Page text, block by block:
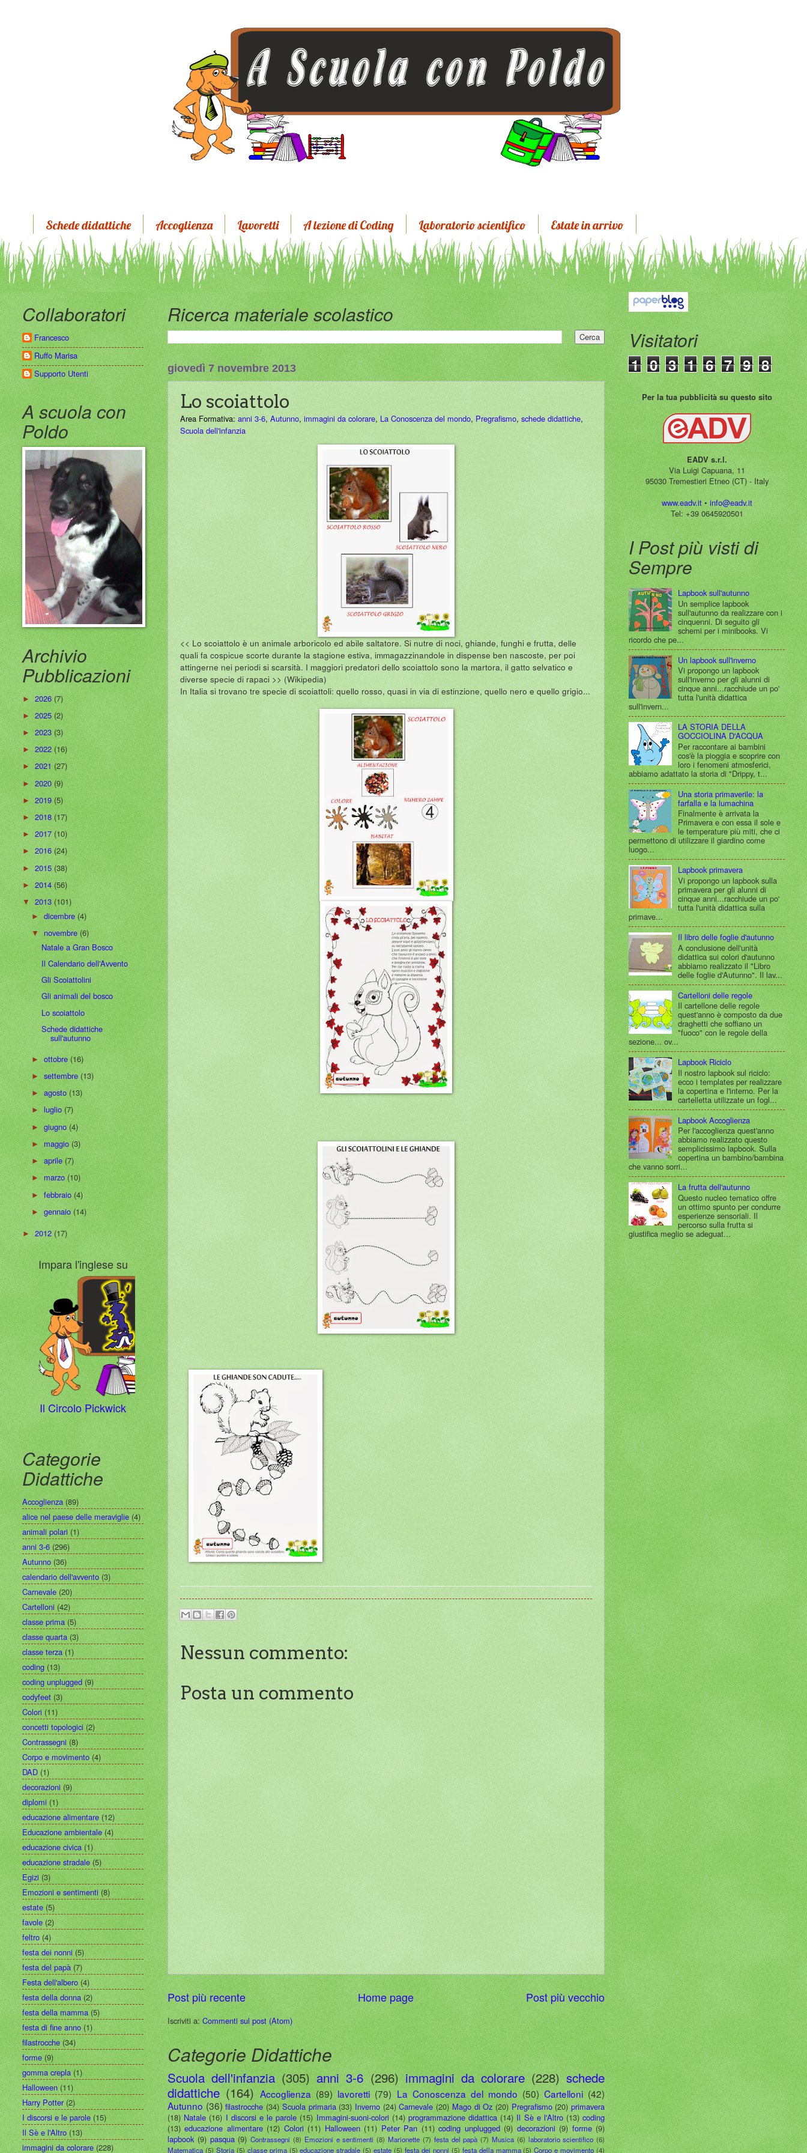
Schede didattiche Accoglienza Lavoretti A lezione di Coding Laboratorio scientifico Estate in arrivo
Ricerca materiale scolastico
giovedì 7 novembre 2013
Lo scoiattolo
Area Formativa: anni 3-6, Autunno, immagini da colorare, La Conoscenza del mondo, Pregrafismo, schede didattiche,
Scuola dell'infanzia
<< Lo scoiattolo è un animale arboricolo ed abile saltatore. Si nutre di noci, ghiande, funghi e frutta, delle
quali fa cospicue scorte durante la stagione estiva, immagazzinandole in dispense ben nascoste, per poi
attingerne nei periodi si scarsità. I maggiori predatori dello scoiattolo sono la martora, il gatto selvatico e
diverse specie di rapaci >> (Wikipedia)
In Italia si trovano tre specie di scoiattoli: quello rosso, quasi in via di estinzione, quello nero e quello grigio...
Nessun commento:
Posta un commento
Post più recente Post più vecchio
Home page
Iscriviti a:Commenti sul post (Atom)
Categorie Didattiche
Scuola dell'infanzia (305) anni 3-6 (296) immagini da colorare (228) schede
didattiche (164) Accoglienza (89) lavoretti (79) La Conoscenza del mondo (50) Cartelloni (42)
Autunno (36) filastrocche (34) Scuola primaria (33) Inverno (24) Carnevale (20) Mago di Oz (20) Pregrafismo (20) primavera
(18) Natale (16) I discorsi e le parole (15) Immagini-suoni-colori (14) programmazione didattica (14) Il Sè e l'Altro (13) coding
(13) educazione alimentare (12) Colori (11) Halloween (11) Peter Pan (11) coding unplugged (9) decorazioni (9) forme (9)
lapbook (9) pasqua (9) Contrassegni (8) Emozioni e sentimenti (8) Marionette (7) festa del papà (7) Musica (6) laboratorio scientifico (6)
Matematica (5) Storia (5) classe prima (5) educazione stradale (5) estate (5) festa dei nonni (5) festa della mamma (5) Corpo e movimento (4)
Collaboratori
Francesco
Ruffo Marisa
Supporto Utenti
A scuola con
Poldo
Archivio
Pubblicazioni
►2026(7)
►2025(2)
►2023(3)
►2022(16)
►2021(27)
►2020(9)
►2019(5)
►2018(17)
► 2017(10)
►2016(24)
►2015(38)
►2014(56)
▼2013(101)
►dicembre(4)
▼novembre(6)
Natale a Gran Bosco
Il Calendario dell'Avvento
Gli Scoiattolini
Gli animali del bosco
Lo scoiattolo
Schede didattiche
sull'autunno
►ottobre(16)
►settembre(13)
►agosto(13)
►luglio(7)
►giugno(4)
►maggio(3)
►aprile(7)
►marzo(10)
►febbraio(4)
►gennaio(14)
► 2012(17)
Impara l'inglese su
Il Circolo Pickwick
Categorie
Didattiche
Accoglienza (89)
alice nel paese delle meraviglie (4)
animali polari (1)
anni 3-6 (296)
Autunno (36)
calendario dell'avvento (3)
Carnevale (20)
Cartelloni (42)
classe prima (5)
classe quarta (3)
classe terza (1)
coding (13)
coding unplugged (9)
codyfeet (3)
Colori (11)
concetti topologici (2)
Contrassegni (8)
Corpo e movimento (4)
DAD (1)
decorazioni (9)
diplomi (1)
educazione alimentare (12)
Educazione ambientale (4)
educazione civica (1)
educazione stradale (5)
Egizi (3)
Emozioni e sentimenti (8)
estate (5)
favole (2)
feltro (4)
festa dei nonni (5)
festa del papà (7)
Festa dell'albero (4)
festa della donna (2)
festa della mamma (5)
festa di fine anno (1)
filastrocche (34)
forme (9)
gomma crepla (1)
Halloween (11)
Harry Potter (2)
I discorsi e le parole (15)
Il Sè e l'Altro (13)
immagini da colorare (228)
Visitatori
1 0 3 1 6 7 9 8
Per la tua pubblicità su questo sito
EADV s.r.l.
Via Luigi Capuana, 11
95030 Tremestieri Etneo (CT) - Italy
www.eadv.it•info@eadv.it
Tel: +39 0645920501
I Post più visti di
Sempre
Lapbook sull'autunno
Un semplice lapbook
sull'autunno da realizzare con i
cinquenni. Di seguito gli
schemi per i minibooks. Vi
ricordo che pe...
Un lapbook sull'inverno
Vi propongo un lapbook
sull'inverno per gli alunni di
cinque anni...racchiude un po'
tutta l'unità didattica
sull'invern...
LA STORIA DELLA
GOCCIOLINA D'ACQUA
Per raccontare ai bambini
cos'è la pioggia e scoprire con
loro i fenomeni atmosferici,
abbiamo adattato la storia di "Drippy, t...
Una storia primaverile: la
farfalla e la lumachina
Finalmente è arrivata la
Primavera e con essa il sole e
le temperature più miti, che ci
permettono di utilizzare il giardino come
luogo...
Lapbook primavera
Vi propongo un lapbook sulla
primavera per gli alunni di
cinque anni...racchiude un po'
tutta l'unità didattica sulla
primave...
Il libro delle foglie d'autunno
A conclusione dell'unità
didattica sui colori d'autunno
abbiamo realizzato il "Libro
delle foglie d'Autunno". Il lav...
Cartelloni delle regole
Il cartellone delle regole
quest'anno è composto da due
draghetti che soffiano un
"fuoco" con le regole della
sezione... ov...
Lapbook Riciclo
Il nostro lapbook sul riciclo:
ecco i templates per realizzare
la copertina e l'interno. Per la
cartelletta utilizzate un fogl...
Lapbook Accoglienza
Per l'accoglienza quest'anno
abbiamo realizzato questo
semplicissimo lapbook. Sulla
copertina un bambino/bambina
che vanno sorri...
La frutta dell'autunno
Questo nucleo tematico offre
un ottimo spunto per condurre
esperienze sensoriali. Il
percorso sulla frutta si
giustifica meglio se adeguat...